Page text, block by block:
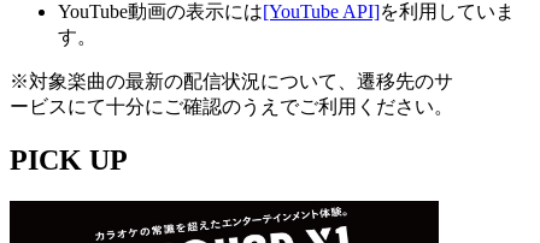
YouTube動画の表示には[YouTube API]を利用していま
す。
※対象楽曲の最新の配信状況について、遷移先のサ
ービスにて十分にご確認のうえでご利用ください。
PICK UP